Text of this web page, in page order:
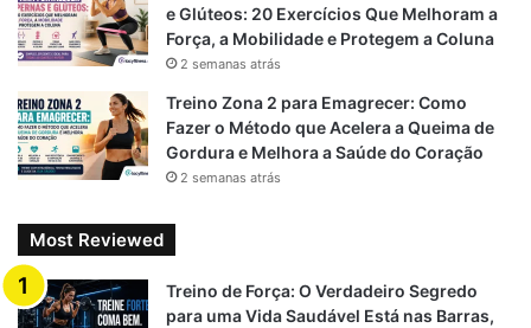
e Glúteos: 20 Exercícios Que Melhoram a
Força, a Mobilidade e Protegem a Coluna
2 semanas atrás
Treino Zona 2 para Emagrecer: Como
Fazer o Método que Acelera a Queima de
Gordura e Melhora a Saúde do Coração
2 semanas atrás
Most Reviewed
Treino de Força: O Verdadeiro Segredo
para uma Vida Saudável Está nas Barras,